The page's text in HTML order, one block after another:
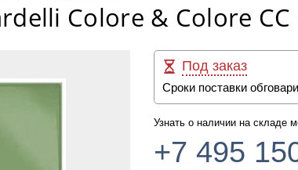
Colore & Colore
Под заказ
Сроки поставки
Узнать о наличии на складе
+7 495